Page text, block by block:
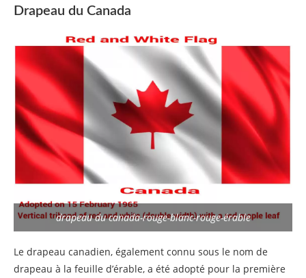
Drapeau du Canada
drapeau du canada-rouge-blanc-rouge-érable
Le drapeau canadien, également connu sous le nom de
drapeau à la feuille d’érable, a été adopté pour la première